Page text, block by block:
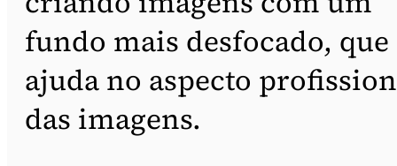
fundo mais desfocado, que
ajuda no aspecto
das imagens.